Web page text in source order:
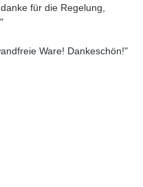
für die Regelung,
Ware! Dankeschön!"